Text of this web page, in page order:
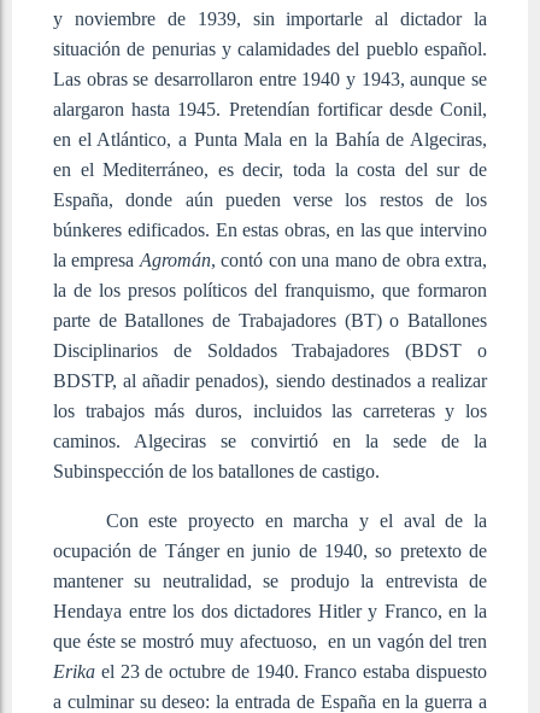
y noviembre de 1939, sin importarle al dictador la
situación de penurias y calamidades del pueblo español.
Las obras se desarrollaron entre 1940 y 1943, aunque se
alargaron hasta 1945. Pretendían fortificar desde Conil,
en el Atlántico, a Punta Mala en la Bahía de Algeciras,
en el Mediterráneo, es decir, toda la costa del sur de
España, donde aún pueden verse los restos de los
búnkeres edificados. En estas obras, en las que intervino
la empresa Agromán, contó con una mano de obra extra,
la de los presos políticos del franquismo, que formaron
parte de Batallones de Trabajadores (BT) o Batallones
Disciplinarios de Soldados Trabajadores (BDST o
BDSTP, al añadir penados), siendo destinados a realizar
los trabajos más duros, incluidos las carreteras y los
caminos. Algeciras se convirtió en la sede de la
Subinspección de los batallones de castigo.
Con este proyecto en marcha y el aval de la
ocupación de Tánger en junio de 1940, so pretexto de
mantener su neutralidad, se produjo la entrevista de
Hendaya entre los dos dictadores Hitler y Franco, en la
que éste se mostró muy afectuoso, en un vagón del tren
Erika el 23 de octubre de 1940. Franco estaba dispuesto
a culminar su deseo: la entrada de España en la guerra a